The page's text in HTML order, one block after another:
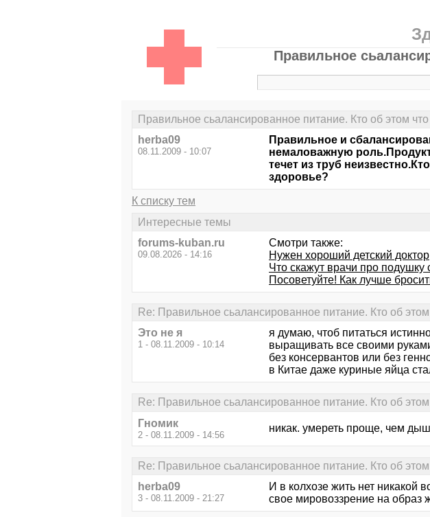
Правильное
Правильное сьалансированное питание. Кто об этом
herba09
08.11.2009 - 10:07
Правильное и
немаловажную
течет из труб
здоровье?
К списку тем
Интересные темы
forums-kuban.ru
09.08.2026 - 14:16
Смотри также:
Нужен хороший детский доктор
Что скажут врачи про подушку
Посоветуйте! Как лучше
Re: Правильное сьалансированное питание. Кто об
Это не я
1 - 08.11.2009 - 10:14
я думаю, чтоб питаться
выращивать все своими
без консервантов или без
в Китае даже куриные яйца
Re: Правильное сьалансированное питание. Кто об
Гномик
2 - 08.11.2009 - 14:56
никак. умереть проще, чем
Re: Правильное сьалансированное питание. Кто об
herba09
3 - 08.11.2009 - 21:27
И в колхозе жить нет никакой
свое мировоззрение на образ